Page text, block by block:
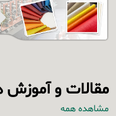
مقالات و آموزش
مشاهده همه